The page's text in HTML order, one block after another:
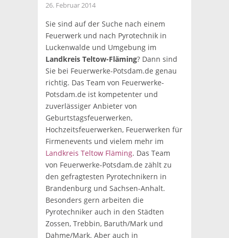
26. Februar 2014
Sie sind auf der Suche nach einem
Feuerwerk und nach Pyrotechnik in
Luckenwalde und Umgebung im
Landkreis Teltow-Fläming? Dann sind
Sie bei Feuerwerke-Potsdam.de genau
richtig. Das Team von Feuerwerke-
Potsdam.de ist kompetenter und
zuverlässiger Anbieter von
Geburtstagsfeuerwerken,
Hochzeitsfeuerwerken, Feuerwerken für
Firmenevents und vielem mehr im
Landkreis Teltow Fläming. Das Team
von Feuerwerke-Potsdam.de zählt zu
den gefragtesten Pyrotechnikern in
Brandenburg und Sachsen-Anhalt.
Besonders gern arbeiten die
Pyrotechniker auch in den Städten
Zossen, Trebbin, Baruth/Mark und
Dahme/Mark. Aber auch in